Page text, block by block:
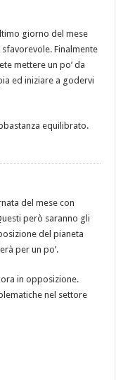
giorno del mese
Finalmente
mettere un po’ da
ed iniziare a godervi
equilibrato.
del mese con
però saranno gli
del pianeta
per un po’.
in opposizione.
nel settore